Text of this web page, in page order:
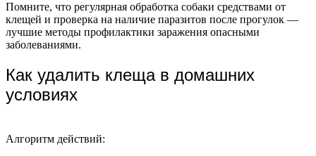
Помните, что регулярная обработка собаки средствами от
клещей и проверка на наличие паразитов после прогулок —
лучшие методы профилактики заражения опасными
заболеваниями.
Как удалить клеща в домашних
условиях
Алгоритм действий: